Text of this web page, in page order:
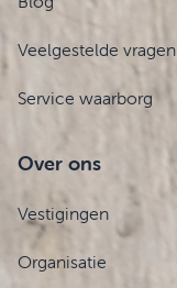
Veelgestelde vragen
Service waarborg
Over ons
Vestigingen
Organisatie